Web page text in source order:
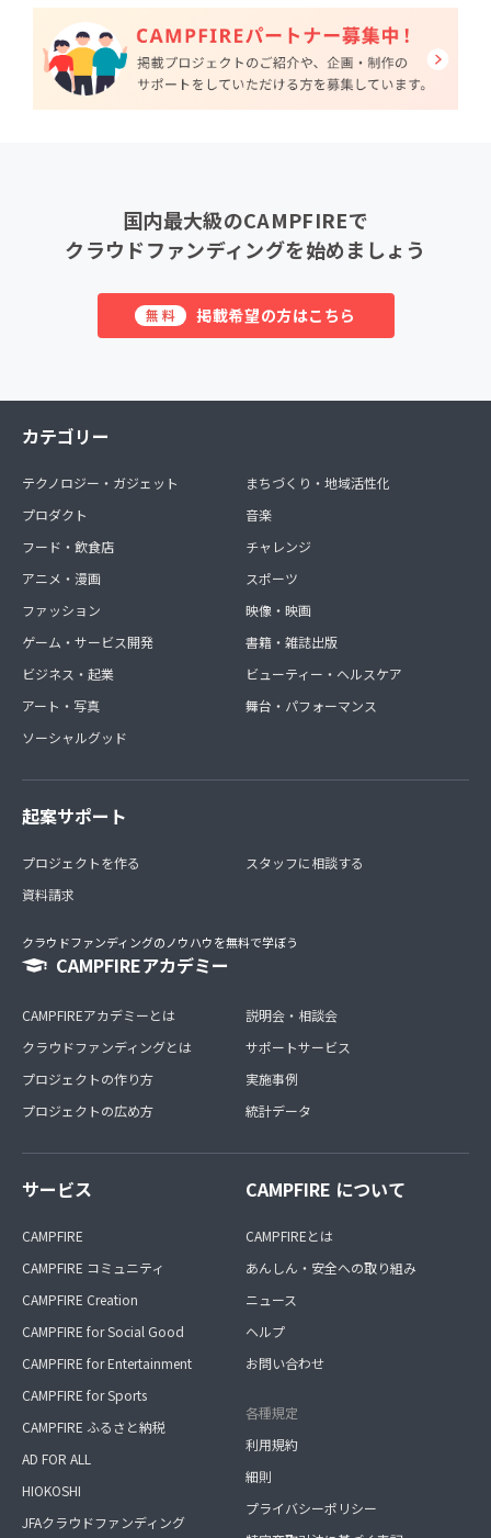
国内最大級のCAMPFIREで
クラウドファンディングを始めましょう
無料 掲載希望の方はこちら
カテゴリー
テクノロジー・ガジェット
プロダクト
フード・飲食店
アニメ・漫画
ファッション
ゲーム・サービス開発
ビジネス・起業
アート・写真
ソーシャルグッド
まちづくり・地域活性化
音楽
チャレンジ
スポーツ
映像・映画
書籍・雑誌出版
ビューティー・ヘルスケア
舞台・パフォーマンス
起案サポート
プロジェクトを作る
資料請求
スタッフに相談する
クラウドファンディングのノウハウを無料で学ぼう
CAMPFIREアカデミー
CAMPFIREアカデミーとは
クラウドファンディングとは
プロジェクトの作り方
プロジェクトの広め方
説明会・相談会
サポートサービス
実施事例
統計データ
サービス
CAMPFIRE
CAMPFIRE コミュニティ
CAMPFIRE Creation
CAMPFIRE for Social Good
CAMPFIRE for Entertainment
CAMPFIRE for Sports
CAMPFIRE ふるさと納税
AD FOR ALL
HIOKOSHI
JFAクラウドファンディング
CAMPFIRE について
CAMPFIREとは
あんしん・安全への取り組み
ニュース
ヘルプ
お問い合わせ
各種規定
利用規約
細則
プライバシーポリシー